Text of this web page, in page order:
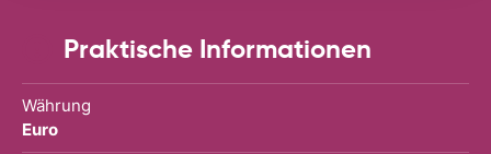
Praktische Informationen
Währung
Euro